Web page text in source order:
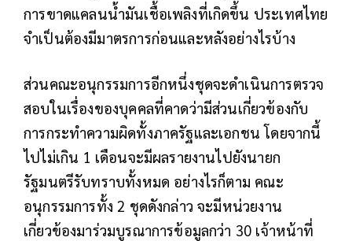
การขาดแคลนน้ำมันเชื้อเพลิงที่เกิดขึ้น ประเทศไทย
จำเป็นต้องมีมาตรการก่อนและหลังอย่างไรบ้าง
ส่วนคณะอนุกรรมการอีกหนึ่งชุดจะดำเนินการตรวจ
สอบในเรื่องของบุคคลที่คาดว่ามีส่วนเกี่ยวข้องกับ
การกระทำความผิดทั้งภาครัฐและเอกชน โดยจากนี้
ไปไม่เกิน 1 เดือนจะมีผลรายงานไปยังนายก
รัฐมนตรีรับทราบทั้งหมด อย่างไรก็ตาม คณะ
อนุกรรมการทั้ง 2 ชุดดังกล่าว จะมีหน่วยงาน
เกี่ยวข้องมาร่วมบูรณาการข้อมูลกว่า 30 เจ้าหน้าที่